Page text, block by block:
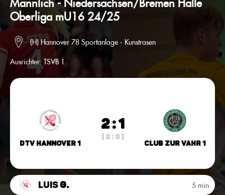
Oberliga mU16 24/25
(H) Hannover 78 Sportanlage - Kunstrasen
Ausrichter: TSVB 1
DTV Hannover 1
2 : 1
( 2 : 0 )
Club zur Vahr 1
LuisG. 5 min